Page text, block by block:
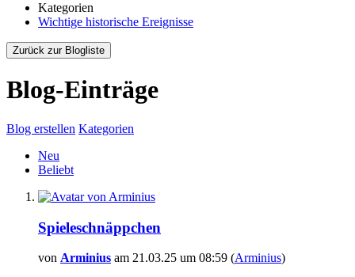
Kategorien
Wichtige historische Ereignisse
Zurück zur Blogliste
Blog-Einträge
Blog erstellen Kategorien
Neu
Beliebt
Spieleschnäppchen
von Arminius am 21.03.25 um 08:59 (Arminius)